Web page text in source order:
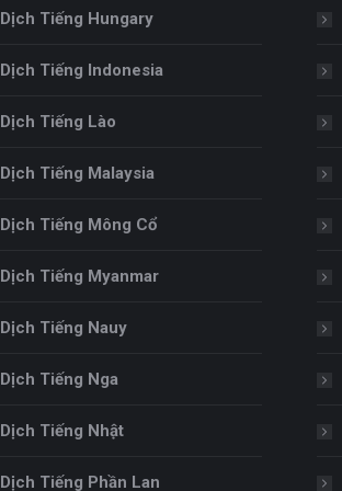
Dịch Tiếng Hungary
Dịch Tiếng Indonesia
Dịch Tiếng Lào
Dịch Tiếng Malaysia
Dịch Tiếng Mông Cổ
Dịch Tiếng Myanmar
Dịch Tiếng Nauy
Dịch Tiếng Nga
Dịch Tiếng Nhật
Dịch Tiếng Phần Lan